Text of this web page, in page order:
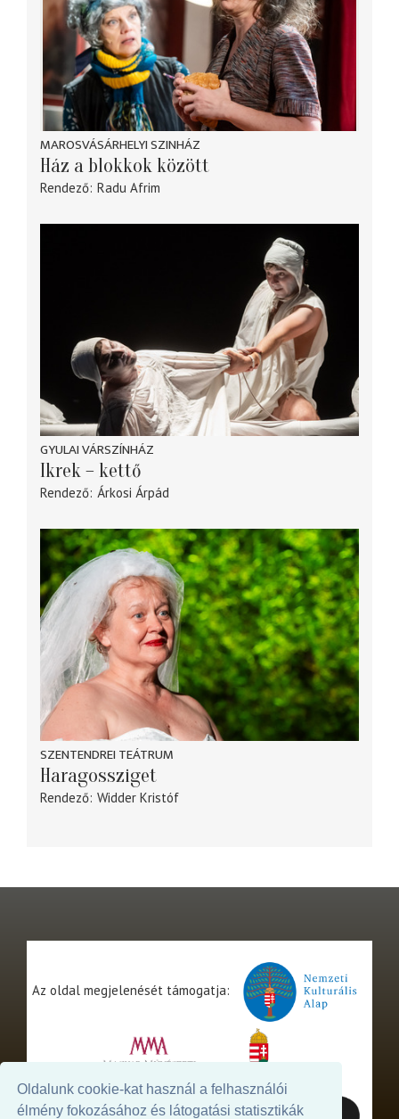
Oldalunk cookie-kat használ a felhasználói
élmény fokozásához és látogatási statisztikák
MAROSVÁSÁRHELYI SZINHÁZ
Ház a blokkok között
Rendező Radu Afrim
GYULAI VÁRSZÍNHÁZ
Ikrek – kettő
Rendező Árkosi Árpád
SZENTENDREI TEÁTRUM
Haragossziget
Rendező Widder Kristóf
Az oldal megjelenését támogatja: